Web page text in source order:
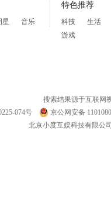
星 音乐
特色推荐
科技
生活
游戏
搜索结果源于互联网
074号
京公网安备
北京小度互娱科技有限公